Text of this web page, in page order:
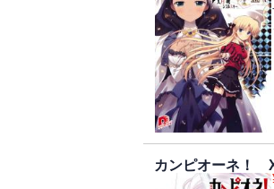
カンピオーネ！